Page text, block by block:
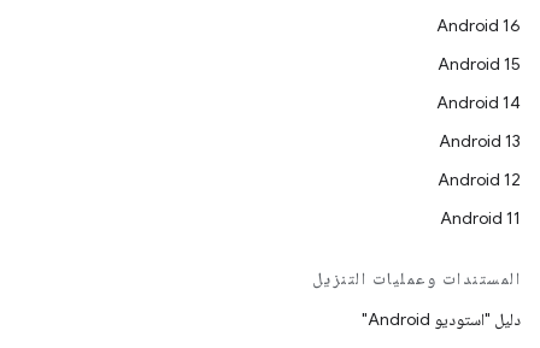
Android 16
Android 15
Android 14
Android 13
Android 12
Android 11
المستندات وعمليات التنزيل
دليل "استوديو Android"